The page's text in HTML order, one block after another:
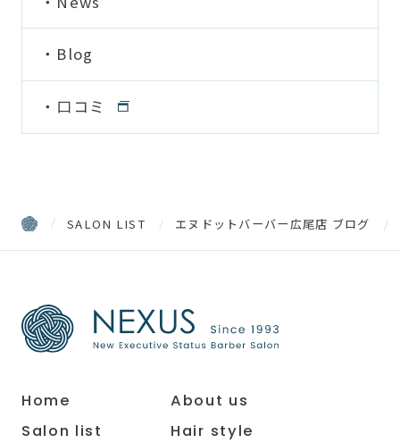
Blog
口コミ
SALON LIST エヌドットバーバー広尾店 ブログ
Home
About us
Salon list
Hair style